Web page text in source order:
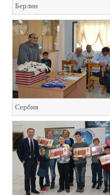
Берлин
Сербия